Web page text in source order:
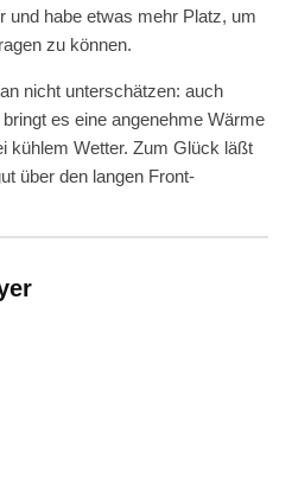
und habe etwas mehr Platz, um
zu können.
nicht unterschätzen: auch
es eine angenehme Wärme
kühlem Wetter. Zum Glück läßt
über den langen Front-